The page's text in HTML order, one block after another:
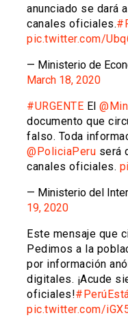
anunciado se dará
canales oficiales.
pic.twitter.com/
— Ministerio de
March 18, 2020
#URGENTE El
documento que
falso. Toda
@PoliciaPeru será
canales oficiales.
— Ministerio del
19, 2020
Este mensaje que
Pedimos a la
por información
digitales. ¡Acude
oficiales!
pic.twitter.com/